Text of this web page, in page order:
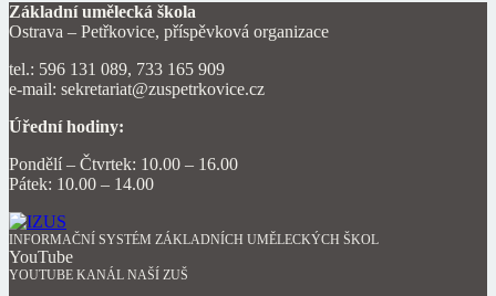
Základní umělecká škola
Ostrava – Petřkovice, příspěvková organizace
tel.: 596 131 089, 733 165 909
e-mail: sekretariat@zuspetrkovice.cz
Úřední hodiny:
Pondělí – Čtvrtek: 10.00 – 16.00
Pátek: 10.00 – 14.00
INFORMAČNÍ SYSTÉM ZÁKLADNÍCH UMĚLECKÝCH ŠKOL
YouTube
YOUTUBE KANÁL NAŠÍ ZUŠ